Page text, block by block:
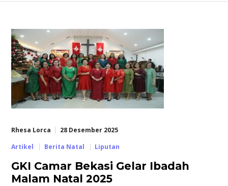
Rhesa Lorca
28 Desember 2025
Artikel
Berita Natal Liputan
GKI Camar Bekasi Gelar Ibadah
Malam Natal 2025